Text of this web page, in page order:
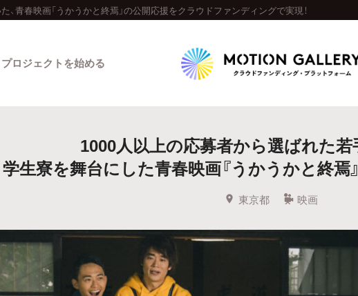
青春映画「うかうかと終焉」の公開応援をクラウドファンディングで実現！
人気のプロジェクト 新着プロジェクト 終
Feature
カテゴリーから探す タグから探す キュレーターから探す
Legendary
プロジェクトを始める
1000人以上の応募者から選ばれた若
学生寮を舞台にした青春映画『うかうかと終焉
東京都 映画